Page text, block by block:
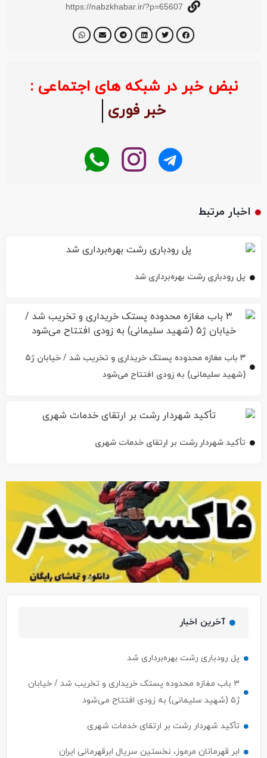
https://nabzkhabar.ir/?p=65607
نبض خبر در شبکه های اجتماعی :
خبر فوری
اخبار مرتبط
پل رودباری رشت بهره‌برداری شد
۳ باب مغازه محدوده پستک خریداری و تخریب شد / خیابان ژ۵
(شهید سلیمانی) به زودی افتتاح می‌شود
تأکید شهردار رشت بر ارتقای خدمات شهری
آخرین اخبار
پل رودباری رشت بهره‌برداری شد
۳ باب مغازه محدوده پستک خریداری و تخریب شد / خیابان
ژ۵ (شهید سلیمانی) به زودی افتتاح می‌شود
تأکید شهردار رشت بر ارتقای خدمات شهری
ابر قهرمانان مرموز، نخستین سریال ابرقهرمانی ایران